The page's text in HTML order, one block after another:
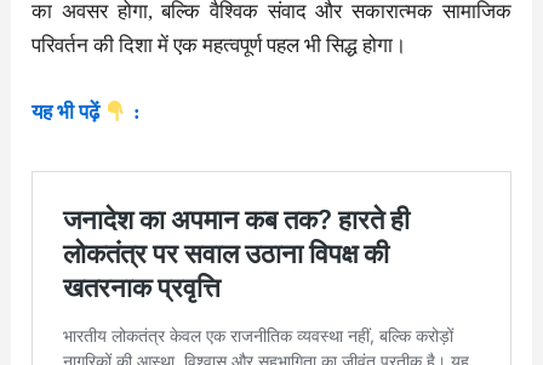
का अवसर होगा, बल्कि वैश्विक संवाद और सकारात्मक सामाजिक
परिवर्तन की दिशा में एक महत्वपूर्ण पहल भी सिद्ध होगा।
यह भी पढ़ें :